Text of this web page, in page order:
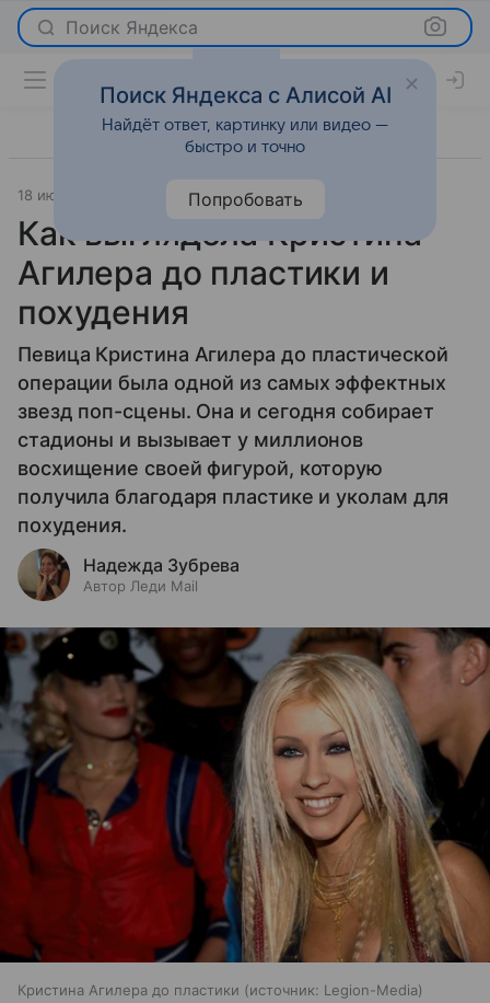
Поиск Яндекса
18 июня 2026 Леди Mail Красота
Как выглядела Кристина
Агилера до пластики и
похудения
Певица Кристина Агилера до пластической
операции была одной из самых эффектных
звезд поп-сцены. Она и сегодня собирает
стадионы и вызывает у миллионов
восхищение своей фигурой, которую
получила благодаря пластике и уколам для
похудения.
Надежда Зубрева
Автор Леди Mail
Кристина Агилера до пластики источник: Legion-Media
Поиск Яндекса с Алисой AI
Найдёт ответ, картинку или видео —
быстро и точно
Попробовать